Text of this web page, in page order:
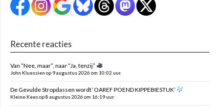
Recente reacties
Van “Nee, maar”, naar “Ja, tenzij”
John Kluessien op 9 augustus 2026 om 10:02 uur.
De Gevulde Stropdassen wordt ‘OAREF POEND KIPPEBIESTUK’
Kleine Kees op 8 augustus 2026 om 16:19 uur.